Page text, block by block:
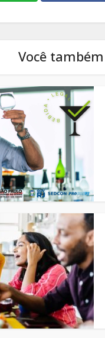
Você